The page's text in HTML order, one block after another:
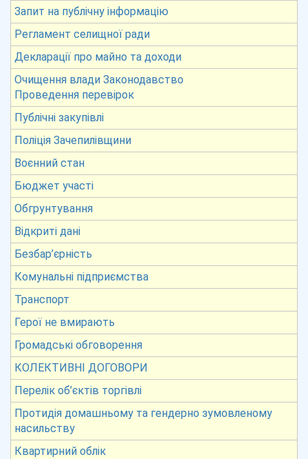
Запит на публічну інформацію
Регламент селищної ради
Декларації про майно та доходи
Очищення влади Законодавство
Проведення перевірок
Публічні закупівлі
Поліція Зачепилівщини
Воєнний стан
Бюджет участі
Обгрунтування
Відкриті дані
Безбар’єрність
Комунальні підприємства
Транспорт
Герої не вмирають
Громадські обговорення
КОЛЕКТИВНІ ДОГОВОРИ
Перелік об’єктів торгівлі
Протидія домашньому та гендерно зумовленому
насильству
Квартирний облік